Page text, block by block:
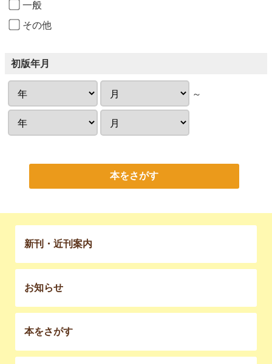
一般
その他
初版年月
～
本をさがす
新刊・近刊案内
お知らせ
本をさがす